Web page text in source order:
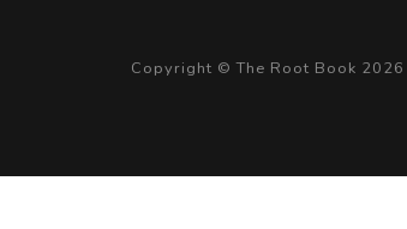
Copyright © The Root Book 2026